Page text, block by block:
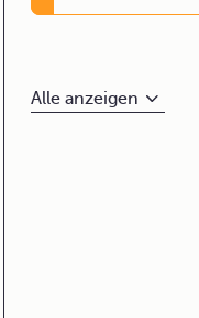
Alle anzeigen